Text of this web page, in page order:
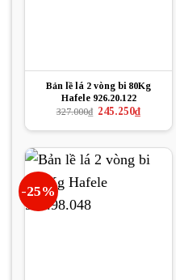
Bản lề lá 2 vòng bi 80Kg
Hafele 926.20.122
327.000₫ Giá
là:
245.250₫Giá
hiện
tại
245.250₫.
-25%